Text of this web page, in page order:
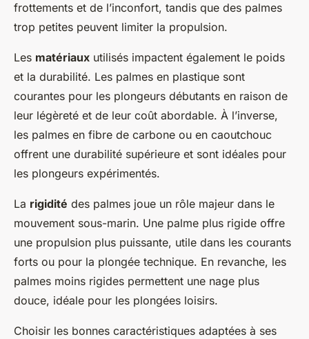
frottements et de l’inconfort, tandis que des palmes
trop petites peuvent limiter la propulsion.
Les matériaux utilisés impactent également le poids
et la durabilité. Les palmes en plastique sont
courantes pour les plongeurs débutants en raison de
leur légèreté et de leur coût abordable. À l’inverse,
les palmes en fibre de carbone ou en caoutchouc
offrent une durabilité supérieure et sont idéales pour
les plongeurs expérimentés.
La rigidité des palmes joue un rôle majeur dans le
mouvement sous-marin. Une palme plus rigide offre
une propulsion plus puissante, utile dans les courants
forts ou pour la plongée technique. En revanche, les
palmes moins rigides permettent une nage plus
douce, idéale pour les plongées loisirs.
Choisir les bonnes caractéristiques adaptées à ses